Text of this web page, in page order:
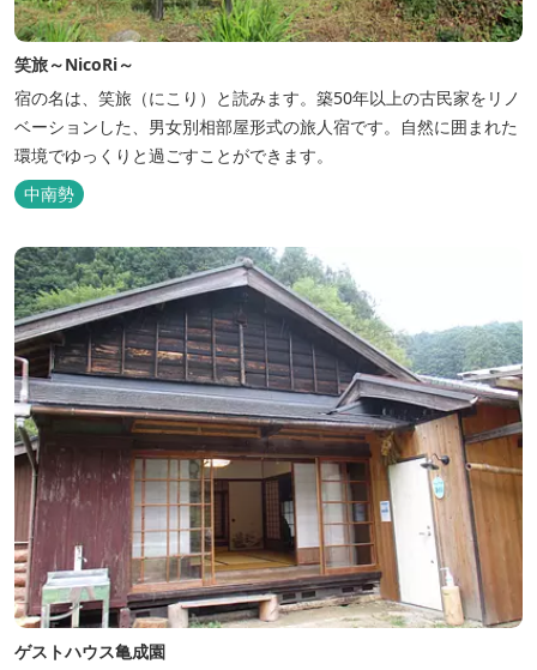
笑旅～NicoRi～
宿の名は、笑旅（にこり）と読みます。築50年以上の古民家をリノ
ベーションした、男女別相部屋形式の旅人宿です。自然に囲まれた
環境でゆっくりと過ごすことができます。
中南勢
ゲストハウス亀成園